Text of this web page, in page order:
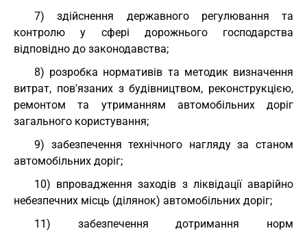
7) здійснення державного регулювання та
контролю у сфері дорожнього господарства
відповідно до законодавства;
8) розробка нормативів та методик визначення
витрат, пов'язаних з будівництвом, реконструкцією,
ремонтом та утриманням автомобільних доріг
загального користування;
9) забезпечення технічного нагляду за станом
автомобільних доріг;
10) впровадження заходів з ліквідації аварійно
небезпечних місць (ділянок) автомобільних доріг;
11) забезпечення дотримання норм